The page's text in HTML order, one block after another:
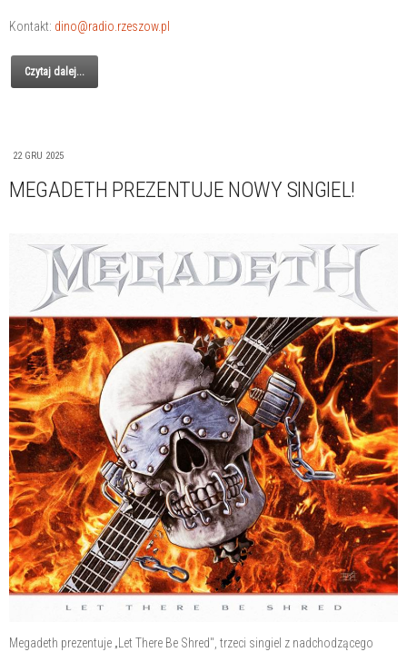
Kontakt: dino@radio.rzeszow.pl
Czytaj dalej...
22 GRU 2025
MEGADETH PREZENTUJE NOWY SINGIEL!
Megadeth prezentuje „Let There Be Shred", trzeci singiel z nadchodzącego